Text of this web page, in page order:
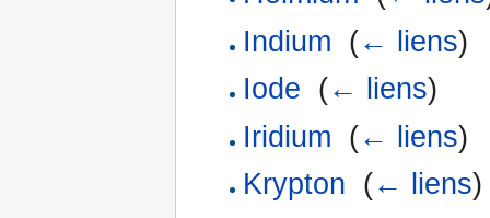
Indium (← liens)
Iode (← liens)
Iridium (← liens)
Krypton (← liens)